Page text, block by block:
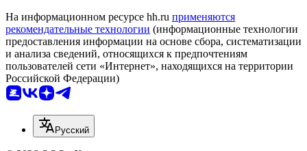
На информационном ресурсе hh.ru применяются
рекомендательные технологии (информационные технологии
предоставления информации на основе сбора, систематизации
и анализа сведений, относящихся к предпочтениям
пользователей сети «Интернет», находящихся на территории
Российской Федерации)
Русский